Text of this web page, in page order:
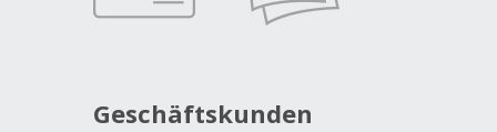
Geschäftskunden